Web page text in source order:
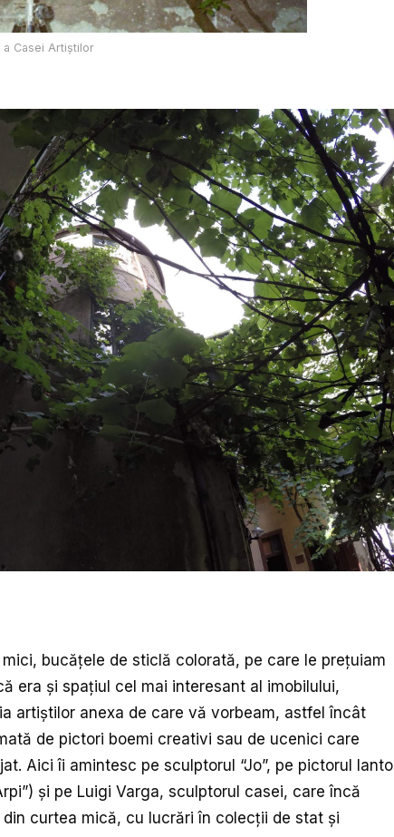
a Casei Artiștilor
bucățele de sticlă colorată, pe care le prețuiam
era și spațiul cel mai interesant al imobilului,
artiștilor anexa de care vă vorbeam, astfel încât
de pictori boemi creativi sau de ucenici care
Aici îi amintesc pe sculptorul “Jo”, pe pictorul Ianto
și pe Luigi Varga, sculptorul casei, care încă
curtea mică, cu lucrări în colecţii de stat şi